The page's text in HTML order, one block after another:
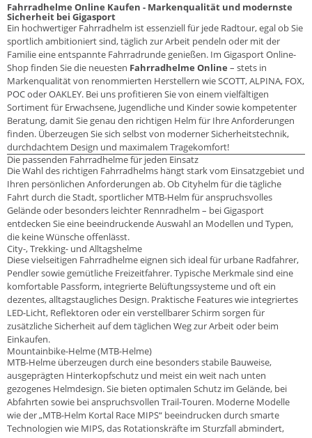
Fahrradhelme Online Kaufen - Markenqualität und modernste
Sicherheit bei Gigasport
Ein hochwertiger Fahrradhelm ist essenziell für jede Radtour, egal ob Sie
sportlich ambitioniert sind, täglich zur Arbeit pendeln oder mit der
Familie eine entspannte Fahrradrunde genießen. Im Gigasport Online-
Shop finden Sie die neuesten Fahrradhelme Online – stets in
Markenqualität von renommierten Herstellern wie SCOTT, ALPINA, FOX,
POC oder OAKLEY. Bei uns profitieren Sie von einem vielfältigen
Sortiment für Erwachsene, Jugendliche und Kinder sowie kompetenter
Beratung, damit Sie genau den richtigen Helm für Ihre Anforderungen
finden. Überzeugen Sie sich selbst von moderner Sicherheitstechnik,
durchdachtem Design und maximalem Tragekomfort!
Die passenden Fahrradhelme für jeden Einsatz
Die Wahl des richtigen Fahrradhelms hängt stark vom Einsatzgebiet und
Ihren persönlichen Anforderungen ab. Ob Cityhelm für die tägliche
Fahrt durch die Stadt, sportlicher MTB-Helm für anspruchsvolles
Gelände oder besonders leichter Rennradhelm – bei Gigasport
entdecken Sie eine beeindruckende Auswahl an Modellen und Typen,
die keine Wünsche offenlässt.
City-, Trekking- und Alltagshelme
Diese vielseitigen Fahrradhelme eignen sich ideal für urbane Radfahrer,
Pendler sowie gemütliche Freizeitfahrer. Typische Merkmale sind eine
komfortable Passform, integrierte Belüftungssysteme und oft ein
dezentes, alltagstaugliches Design. Praktische Features wie integriertes
LED-Licht, Reflektoren oder ein verstellbarer Schirm sorgen für
zusätzliche Sicherheit auf dem täglichen Weg zur Arbeit oder beim
Einkaufen.
Mountainbike-Helme (MTB-Helme)
MTB-Helme überzeugen durch eine besonders stabile Bauweise,
ausgeprägten Hinterkopfschutz und meist ein weit nach unten
gezogenes Helmdesign. Sie bieten optimalen Schutz im Gelände, bei
Abfahrten sowie bei anspruchsvollen Trail-Touren. Moderne Modelle
wie der „MTB-Helm Kortal Race MIPS“ beeindrucken durch smarte
Technologien wie MIPS, das Rotationskräfte im Sturzfall abmindert,